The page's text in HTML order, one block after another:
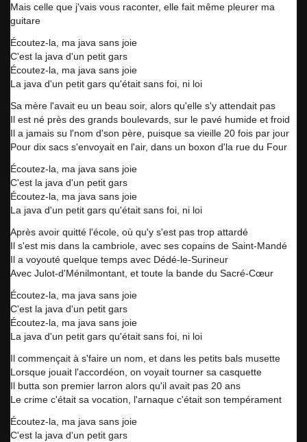
Mais celle que j'vais vous raconter, elle fait même pleurer ma
guitare
Écoutez-la, ma java sans joie
C'est la java d'un petit gars
Écoutez-la, ma java sans joie
La java d'un petit gars qu'était sans foi, ni loi
Sa mère l'avait eu un beau soir, alors qu'elle s'y attendait pas
Il est né près des grands boulevards, sur le pavé humide et froid
Il a jamais su l'nom d'son père, puisque sa vieille 20 fois par jour
Pour dix sacs s'envoyait en l'air, dans un boxon d'la rue du Four
Écoutez-la, ma java sans joie
C'est la java d'un petit gars
Écoutez-la, ma java sans joie
La java d'un petit gars qu'était sans foi, ni loi
Après avoir quitté l'école, où qu'y s'est pas trop attardé
Il s'est mis dans la cambriole, avec ses copains de Saint-Mandé
Il a voyouté quelque temps avec Dédé-le-Surineur
Avec Julot-d'Ménilmontant, et toute la bande du Sacré-Cœur
Écoutez-la, ma java sans joie
C'est la java d'un petit gars
Écoutez-la, ma java sans joie
La java d'un petit gars qu'était sans foi, ni loi
Il commençait à s'faire un nom, et dans les petits bals musette
Lorsque jouait l'accordéon, on voyait tourner sa casquette
Il butta son premier larron alors qu'il avait pas 20 ans
Le crime c'était sa vocation, l'arnaque c'était son tempérament
Écoutez-la, ma java sans joie
C'est la java d'un petit gars